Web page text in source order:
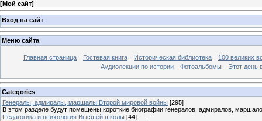
[Мой сайт]
Вход на сайт
Меню сайта
Главная страница Гостевая книга Историческая библиотека
100 великих
Аудиолекции по истории
Фотоальбомы Этот день
Categories
Генералы, адмиралы, маршалы Второй мировой войны [295]
В этом разделе будут помещены короткие биографии генералов, адмиралов,
Педагогика и психология Высшей школы [44]